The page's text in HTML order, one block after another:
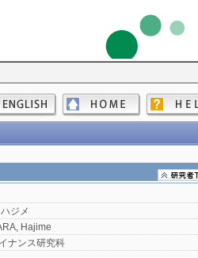
ジメ
Hajime
ナンス研究科